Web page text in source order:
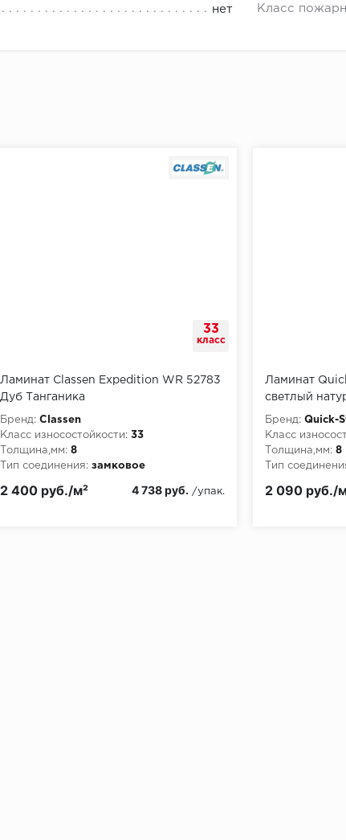
нет Класс
33
класс
Ламинат Classen Expedition WR 52783
Дуб Танганика
Бренд: Classen
Класс износостойкости: 33
Толщина,мм: 8
Тип соединения: замковое
2 400 руб./м² 4 738 руб. /упак.
Ламинат
светлый
Бренд: Quick-
Класс
Толщина,мм: 8
Тип
2 090 руб./